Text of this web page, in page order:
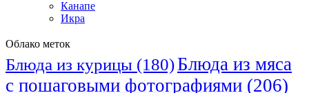
Канапе
Икра
Облако меток
Блюда из курицы (180)Блюда из мяса
с пошаговыми фотографиями (206)